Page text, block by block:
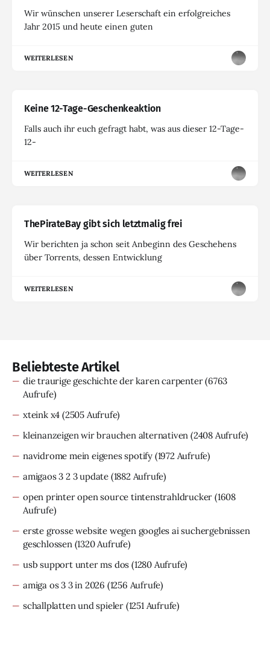
Wir wünschen unserer Leserschaft ein erfolgreiches
Jahr 2015 und heute einen guten
WEITERLESEN
Keine 12-Tage-Geschenkeaktion
Falls auch ihr euch gefragt habt, was aus dieser 12-Tage-
12-
WEITERLESEN
ThePirateBay gibt sich letztmalig frei
Wir berichten ja schon seit Anbeginn des Geschehens
über Torrents, dessen Entwicklung
WEITERLESEN
Beliebteste Artikel
die traurige geschichte der karen carpenter(6763
Aufrufe)
xteink x4 (2505 Aufrufe)
kleinanzeigen wir brauchen alternativen (2408 Aufrufe)
navidrome mein eigenes spotify (1972 Aufrufe)
amigaos 3 2 3 update (1882 Aufrufe)
open printer open source tintenstrahldrucker (1608
Aufrufe)
erste grosse website wegen googles ai suchergebnissen
geschlossen (1320 Aufrufe)
usb support unter ms dos (1280 Aufrufe)
amiga os 3 3 in 2026 (1256 Aufrufe)
schallplatten und spieler (1251 Aufrufe)